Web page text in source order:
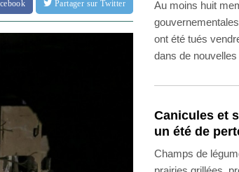
Partager sur Twitter
région
Au moins huit
ont été tués
dans de
riche en pétrole,
la trêve de 2022.
Canicules et
un été de
désespoir pour
l'agriculture
Champs de